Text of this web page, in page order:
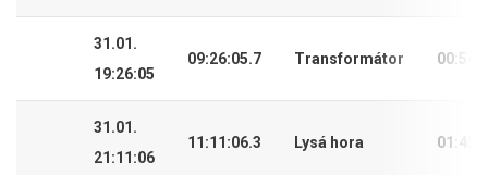
31.01.
19:26:05
09:26:05.7 Transformátor
31.01.
21:11:06
11:11:06.3 Lysá hora